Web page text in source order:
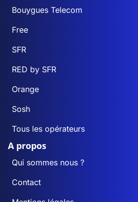
Bouygues Telecom
Free
SFR
RED by SFR
Orange
Sosh
Tous les opérateurs
A propos
Qui sommes nous ?
Contact